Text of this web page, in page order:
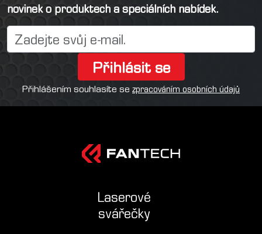
novinek o produktech a speciálních nabídek.
Přihlásit se
Přihlášením souhlasíte se zpracováním osobních údajů
Laserové
svářečky